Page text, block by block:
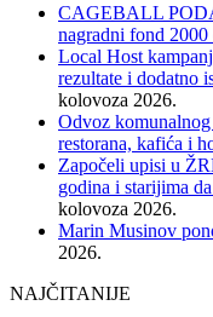
CAGEBALL
nagradni fond 2000
Local Host
rezultate i dodatno
kolovoza 2026.
Odvoz
restorana, kafića i
Započeli upisi u
godina i starijima
kolovoza 2026.
Marin Musinov
2026.
NAJČITANIJE